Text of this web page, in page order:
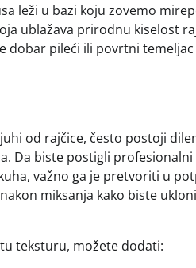
leži u bazi koju zovemo
ublažava prirodnu kiselost
dobar pileći ili povrtni
od rajčice, često postoji
Da biste postigli
važno ga je pretvoriti u
miksanja kako biste
teksturu, možete dodati: